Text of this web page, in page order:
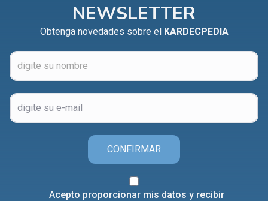
NEWSLETTER
Obtenga novedades sobre el KARDECPEDIA
CONFIRMAR
Acepto proporcionar mis datos y recibir